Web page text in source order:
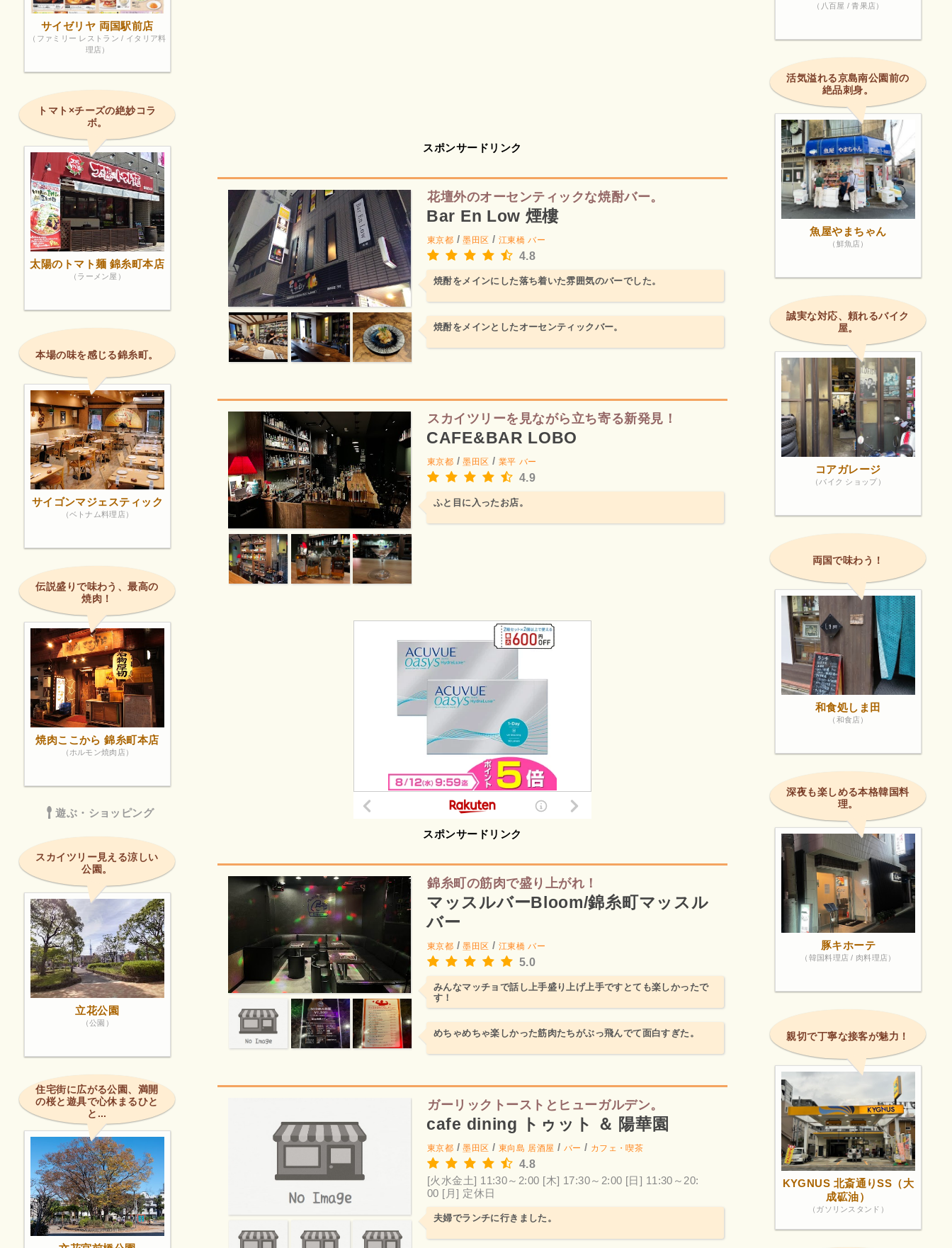
スポンサードリンク
花壇外のオーセンティックな焼酎バー。
Bar En Low 煙樓
東京都 /墨田区 / 江東橋 バー
4.8
焼酎をメインにした落ち着いた雰囲気のバーでした。
焼酎をメインとしたオーセンティックバー。
スカイツリーを見ながら立ち寄る新発見！
CAFE&BAR LOBO
東京都 /墨田区 / 業平 バー
4.9
ふと目に入ったお店。
スポンサードリンク
錦糸町の筋肉で盛り上がれ！
マッスルバーBloom/錦糸町マッスル
バー
東京都 /墨田区 / 江東橋 バー
5.0
みんなマッチョで話し上手盛り上げ上手ですとても楽しかったで
す！
めちゃめちゃ楽しかった筋肉たちがぶっ飛んでて面白すぎた。
ガーリックトーストとヒューガルデン。
cafe dining トゥット ＆ 陽華園
東京都 /墨田区 / 東向島 居酒屋 / バー / カフェ・喫茶
4.8
[火水金土] 11:30～2:00 [木] 17:30～2:00 [日] 11:30～20:
00 [月] 定休日
夫婦でランチに行きました。
サイゼリヤ 両国駅前店
（ファミリー レストラン / イタリア料
理店）
トマト×チーズの絶妙コラ
ボ。
太陽のトマト麺 錦糸町本店
（ラーメン屋）
本場の味を感じる錦糸町。
サイゴンマジェスティック
（ベトナム料理店）
伝説盛りで味わう、最高の
焼肉！
焼肉ここから 錦糸町本店
（ホルモン焼肉店）
遊ぶ・ショッピング
スカイツリー見える涼しい
公園。
立花公園
（公園）
住宅街に広がる公園、満開
の桜と遊具で心休まるひと
と...
（八百屋 / 青果店）
活気溢れる京島南公園前の
絶品刺身。
魚屋やまちゃん
（鮮魚店）
誠実な対応、頼れるバイク
屋。
コアガレージ
（バイク ショップ）
両国で味わう！
和食処しま田
（和食店）
深夜も楽しめる本格韓国料
理。
豚キホーテ
（韓国料理店 / 肉料理店）
親切で丁寧な接客が魅力！
KYGNUS 北斎通りSS（大
成砿油）
（ガソリンスタンド）